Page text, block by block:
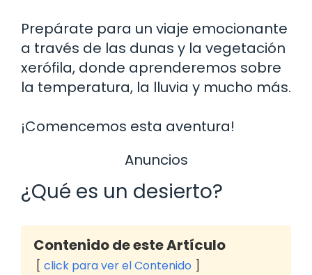
Prepárate para un viaje emocionante
a través de las dunas y la vegetación
xerófila, donde aprenderemos sobre
la temperatura, la lluvia y mucho más.
¡Comencemos esta aventura!
Anuncios
¿Qué es un desierto?
Contenido de este Artículo
click para ver el Contenido